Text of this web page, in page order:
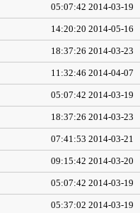
2014-03-19 05:07:42
2014-05-16 14:20:20
2014-03-23 18:37:26
2014-04-07 11:32:46
2014-03-19 05:07:42
2014-03-23 18:37:26
2014-03-21 07:41:53
2014-03-20 09:15:42
2014-03-19 05:07:42
2014-03-19 05:37:02